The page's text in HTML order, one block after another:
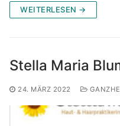
WEITERLESEN →
Stella Maria
24. MÄRZ 2022